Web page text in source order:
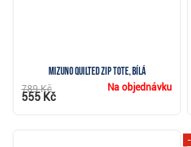
Mizuno Quilted Zip Tote, bílá
Na objednávku
789 Kč
555 Kč